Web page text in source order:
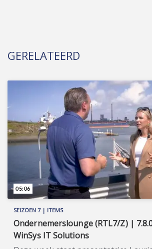
GERELATEERD
SEIZOEN 7 | ITEMS
Ondernemerslounge (RTL7/Z) |
WinSys IT Solutions
05:06